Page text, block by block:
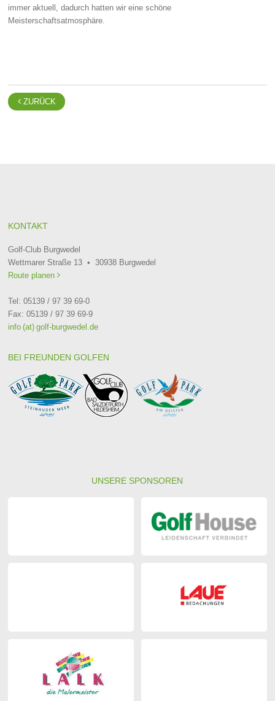
immer aktuell, dadurch hatten wir eine schöne
Meisterschaftsatmosphäre.
ZURÜCK
KONTAKT
Golf-Club Burgwedel
Wettmarer Straße 13 • 30938 Burgwedel
Route planen
Tel: 05139 / 97 39 69-0
Fax: 05139 / 97 39 69-9
info (at) golf-burgwedel.de
BEI FREUNDEN GOLFEN
UNSERE SPONSOREN